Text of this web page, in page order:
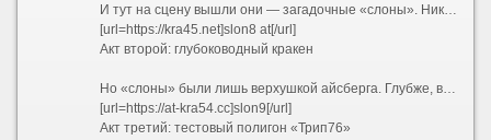
И тут на сцену вышли они — загадочные «слоны». Никто не знает, кто именно придумал эту схему, но она сработала идеально. Началось с малого: slon2 и slon2 to / slon2.to. Затем подключились slon2 at / slon2.at и slon2 cc / slon2.cc. Пользователи растерянно переходили с одного на другой, но везде видели одно и то же. Кто-то догадался проверить slon3 — и он работал. slon4 — тоже. Так, шаг за шагом, открывались slon5, slon6, slon7, slon8, slon9, slon10... Казалось, этому не будет конца. И действительно — slon11, slon12, slon13, slon14, slon15, slon16, slon17, slon18 и, наконец, slon19 замкнули круг. Каждый из них существовал в трех ипостасях: .to, .at и .cc. Причем можно было писать слитно — slon12.to, а можно с пробелом — slon 12 to — и это работало одинаково.
[url=https://kra45.net]slon8 at[/url]
Акт второй: глубоководный кракен
Но «слоны» были лишь верхушкой айсберга. Глубже, в темных водах сети Tor, обитали настоящие гиганты — длинные .onion-адреса, которые невозможно запомнить, но можно распознать по префиксу. Первым в списке шел kraken2trfqodidvlh4aa337cpzfrhdlfldhve5nf7njhumwr7instad.onion — настоящий монстр из 56 символов. За ним тянулись его собратья: kraken3yvbvzmhytnrnuhsy772i6dfobofu652e27f5hx6y5cpj7rgyd.onion, kraken4qzqnoi7ogpzpzwrxk7mw53n5i56loydwiyonu4owxsh4g67yd.onion, kraken5af44k24fwzohe6fvqfgxfsee4lgydb3ayzkfhlzqhuwlo33ad.onion, kraken6gf6o4rxewycqwjgfchzgxyfeoj5xafqbfm4vgvyaig2vmxvyd.onion и kraken7jmgt7yhhe2c4iyilthnhcugfylcztsdhh7otrr6jgdw667pqd.onion. Специалисты окрестили их «шестеркой кракенов» — и каждый из них вел в одно и то же место, словно шесть дверей в одну комнату.
[url=https://at-kra54.cc]slon9[/url]
Акт третий: тестовый полигон «Трип76»